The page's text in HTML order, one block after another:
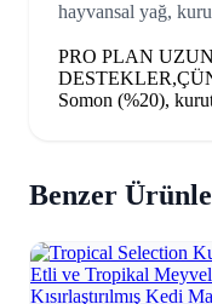
hayvansal yağ,
PRO PLAN
Somon (%20),
Benzer